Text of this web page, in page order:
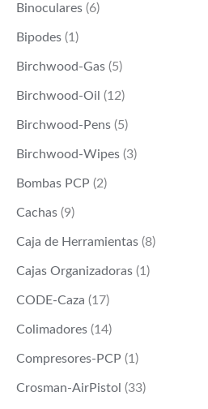
Binoculares (6)
Bipodes (1)
Birchwood-Gas (5)
Birchwood-Oil (12)
Birchwood-Pens (5)
Birchwood-Wipes (3)
Bombas PCP (2)
Cachas (9)
Caja de Herramientas (8)
Cajas Organizadoras (1)
CODE-Caza (17)
Colimadores (14)
Compresores-PCP (1)
Crosman-AirPistol (33)